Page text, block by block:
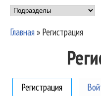
NEWSMUZ.COM
Главная» Регистрация
Регистрация (активная